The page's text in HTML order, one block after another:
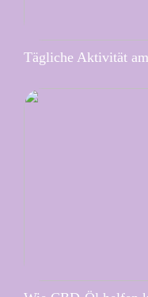
Tägliche Aktivität